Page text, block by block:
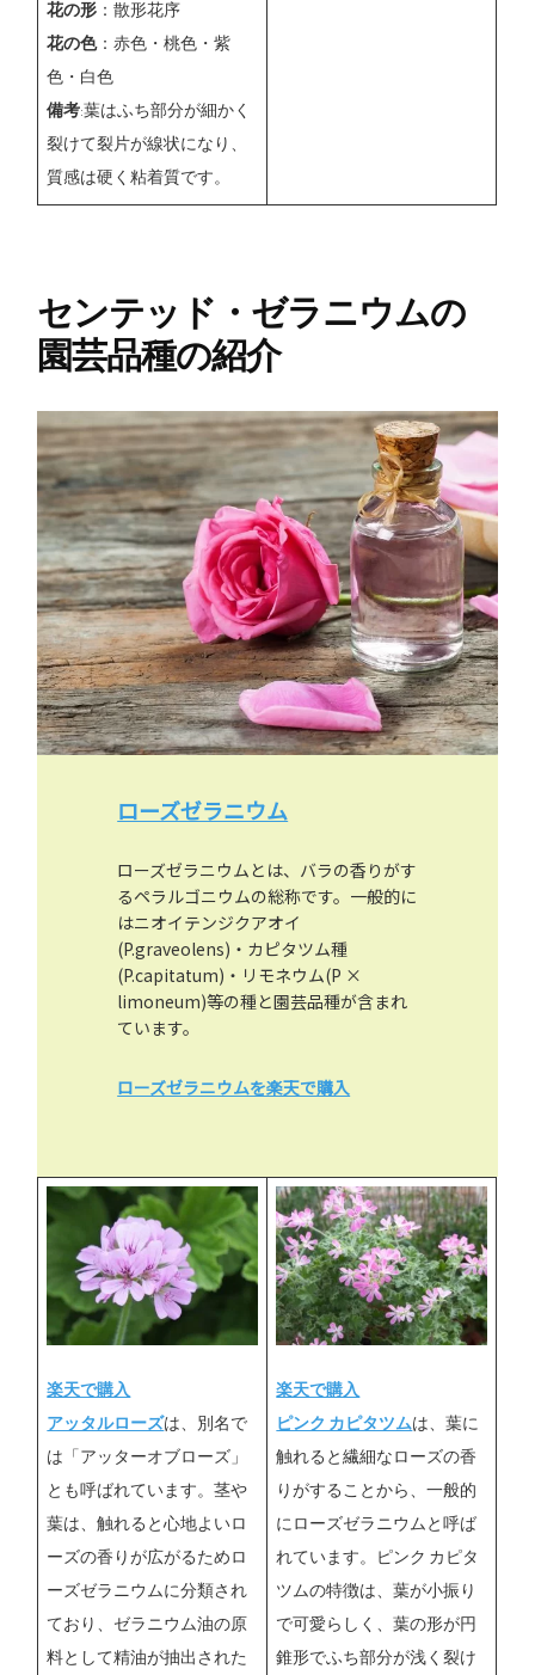
花の形 ：散形花序
花の色：赤色・桃色・紫
色・白色
備考:葉はふち部分が細かく
裂けて裂片が線状になり、
質感は硬く粘着質です。
センテッド・ゼラニウムの
園芸品種の紹介
ローズゼラニウム
ローズゼラニウムとは、バラの香りがす
るペラルゴニウムの総称です。一般的に
はニオイテンジクアオイ
(P.graveolens)・カピタツム種
(P.capitatum)・リモネウム(P ×
limoneum)等の種と園芸品種が含まれ
ています。
ローズゼラニウムを楽天で購入
楽天で購入
アッタルローズは、別名で
は「アッターオブローズ」
とも呼ばれています。茎や
葉は、触れると心地よいロ
ーズの香りが広がるためロ
ーズゼラニウムに分類され
ており、ゼラニウム油の原
料として精油が抽出された
楽天で購入
ピンク カピタツムは、葉に
触れると繊細なローズの香
りがすることから、一般的
にローズゼラニウムと呼ば
れています。ピンク カピタ
ツムの特徴は、葉が小振り
で可愛らしく、葉の形が円
錐形でふち部分が浅く裂け